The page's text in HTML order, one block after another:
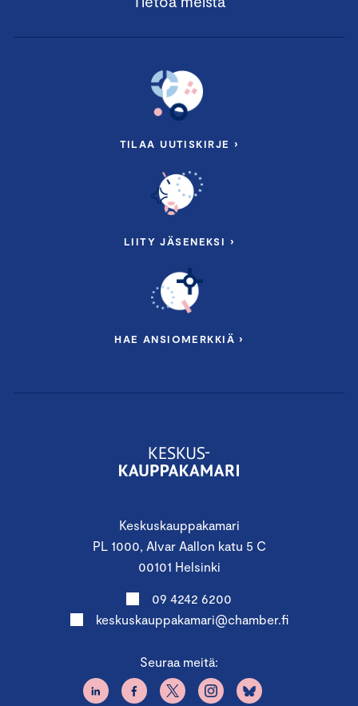
Keskuskauppakamari
PL 1000, Alvar Aallon katu 5 C
00101 Helsinki
09 4242 6200
keskuskauppakamari@chamber.fi
Seuraa meitä:
TILAA UUTISKIRJE ›
LIITY JÄSENEKSI ›
HAE ANSIOMERKKIÄ ›